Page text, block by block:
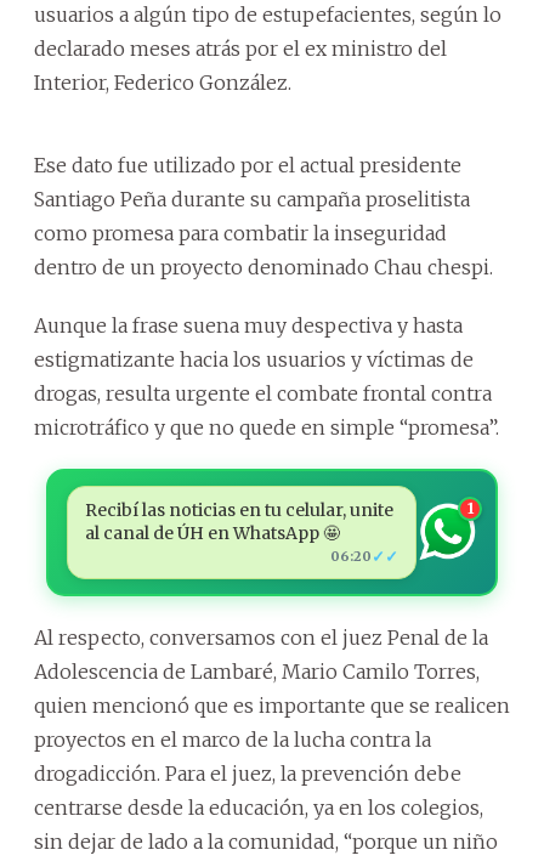
usuarios a algún tipo de estupefacientes, según lo
declarado meses atrás por el ex ministro del
Interior, Federico González.
Ese dato fue utilizado por el actual presidente
Santiago Peña durante su campaña proselitista
como promesa para combatir la inseguridad
dentro de un proyecto denominado Chau chespi.
Aunque la frase suena muy despectiva y hasta
estigmatizante hacia los usuarios y víctimas de
drogas, resulta urgente el combate frontal contra
microtráfico y que no quede en simple “promesa”.
Recibí las noticias en tu celular, unite
al canal de ÚH en WhatsApp 🤩
06:20 ✓✓
1
Al respecto, conversamos con el juez Penal de la
Adolescencia de Lambaré, Mario Camilo Torres,
quien mencionó que es importante que se realicen
proyectos en el marco de la lucha contra la
drogadicción. Para el juez, la prevención debe
centrarse desde la educación, ya en los colegios,
sin dejar de lado a la comunidad, “porque un niño